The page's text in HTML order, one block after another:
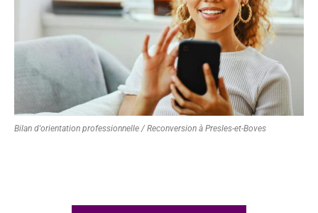
Bilan d'orientation professionnelle / Reconversion à Presles-et-Boves